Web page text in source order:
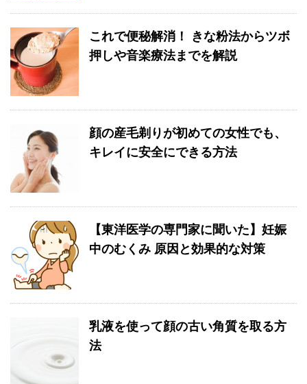
これで便秘解消！ きな粉法からツボ
押しや音楽療法までを解説
顔の産毛剃りが初めての女性でも、
キレイに安全にできる方法
【東洋医学の専門家に聞いた】妊娠
中のむくみ 原因と効果的な対策
乳液を使って顔の古い角質を取る方
法